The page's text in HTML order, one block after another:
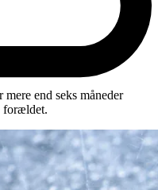
end seks måneder
forældet.